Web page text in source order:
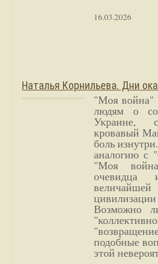
16.03.2026
Наталья Корнильева. Дни
"Моя война"
людям о
Украине,
кровавый
боль
аналогию с
"Моя
очевидца
Возможно
подобные
этой